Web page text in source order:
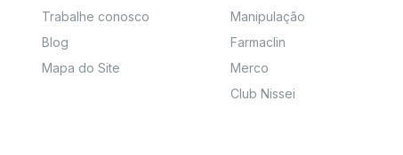
Trabalhe conosco
Blog
Mapa do Site
Manipulação
Farmaclin
Merco
Club Nissei